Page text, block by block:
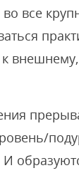
все
И